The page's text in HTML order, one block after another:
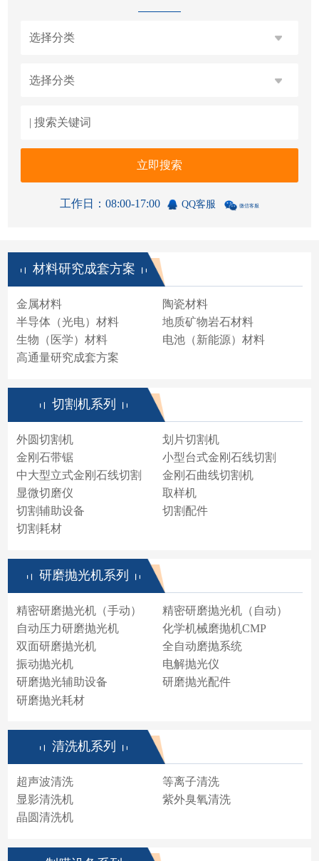
立即搜索
工作日：08:00-17:00 QQ客服 微信客服
材料研究成套方案
金属材料
陶瓷材料
半导体（光电）材料
地质矿物岩石材料
生物（医学）材料
电池（新能源）材料
高通量研究成套方案
切割机系列
外圆切割机
划片切割机
金刚石带锯
小型台式金刚石线切割
中大型立式金刚石线切割
金刚石曲线切割机
显微切磨仪
取样机
切割辅助设备
切割配件
切割耗材
研磨抛光机系列
精密研磨抛光机（手动）
精密研磨抛光机（自动）
自动压力研磨抛光机
化学机械磨抛机CMP
双面研磨抛光机
全自动磨抛系统
振动抛光机
电解抛光仪
研磨抛光辅助设备
研磨抛光配件
研磨抛光耗材
清洗机系列
超声波清洗
等离子清洗
显影清洗机
紫外臭氧清洗
晶圆清洗机